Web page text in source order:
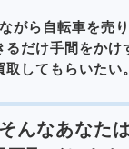
がら自転車を売り
るだけ手間をかけ
取してもらいたい。
そんなあなたは